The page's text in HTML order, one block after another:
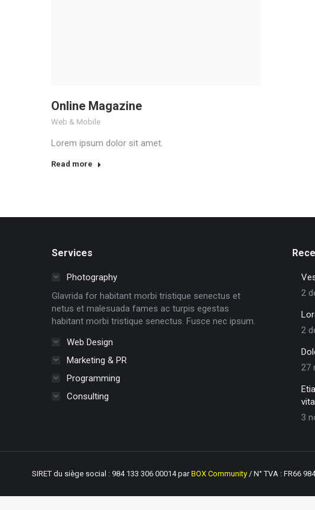
Online Magazine
Web & Mobile
Lorem ipsum dolor sit amet.
Read more
Services
Photography
Glavrida for habitant morbi tristique senectus et
netus et malesuada fames ac turpis egestas
habitant morbi tristique senectus. Fusce nec ipsum.
Web Design
Marketing & PR
Programming
Consulting
2
2
27
3
SIRET du siège social : 984 133 306 00014 parBOX Community / N° TVA : FR66